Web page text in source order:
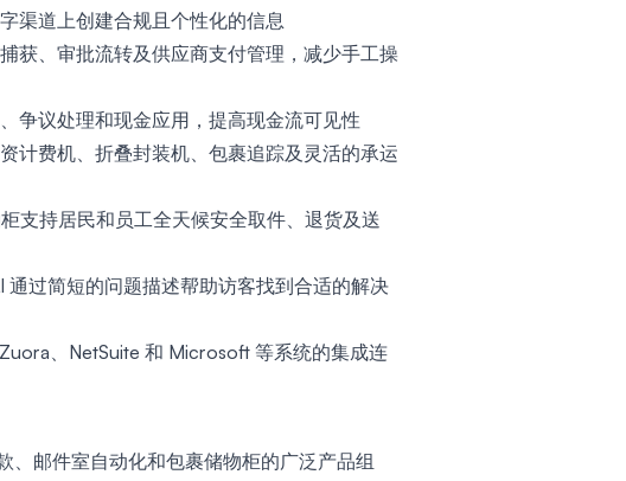
渠道上创建合规且个性化的信息
获、审批流转及供应商支付管理，减少手工操
争议处理和现金应用，提高现金流可见性
计费机、折叠封装机、包裹追踪及灵活的承运
支持居民和员工全天候安全取件、退货及送
通过简短的问题描述帮助访客找到合适的解决
、NetSuite 和 Microsoft 等系统的集成连
、邮件室自动化和包裹储物柜的广泛产品组